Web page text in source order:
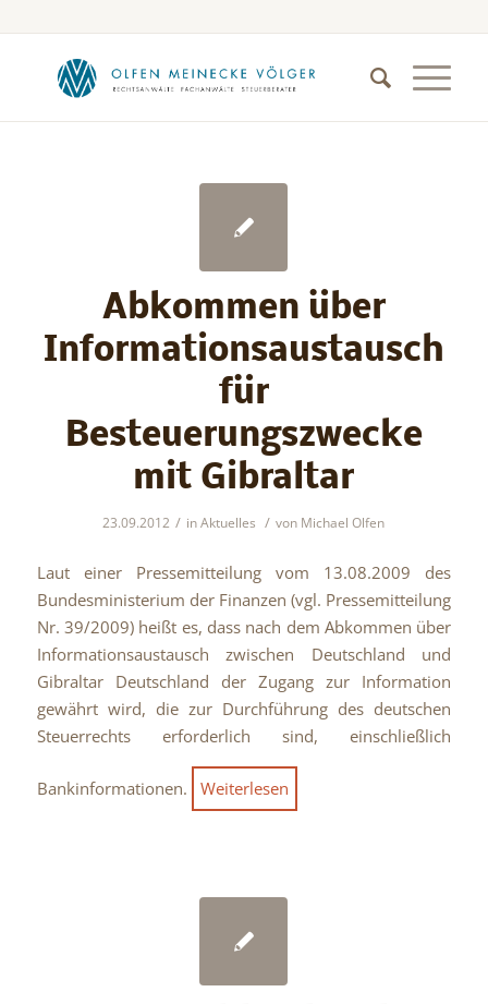
Abkommen über
Informationsaustausch
für
Besteuerungszwecke
mit Gibraltar
23.09.2012 / inAktuelles / von Michael Olfen
Laut einer Pressemitteilung vom 13.08.2009 des
Bundesministerium der Finanzen (vgl. Pressemitteilung
Nr. 39/2009) heißt es, dass nach dem Abkommen über
Informationsaustausch zwischen Deutschland und
Gibraltar Deutschland der Zugang zur Information
gewährt wird, die zur Durchführung des deutschen
Steuerrechts erforderlich sind, einschließlich
Bankinformationen. Weiterlesen